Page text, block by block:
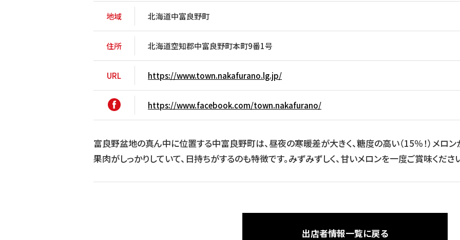
地域 北海道中富良野町
住所 北海道空知郡中富良野町本町9番1号
URL https://www.town.nakafurano.lg.jp/
https://www.facebook.com/town.nakafurano/
富良野盆地の真ん中に位置する中富良野町は、昼夜の寒暖差が大きく、糖度の高い（15％！）メロン
果肉がしっかりしていて、日持ちがするのも特徴です。みずみずしく、甘いメロンを一度ご賞味くださ
出店者情報一覧に戻る